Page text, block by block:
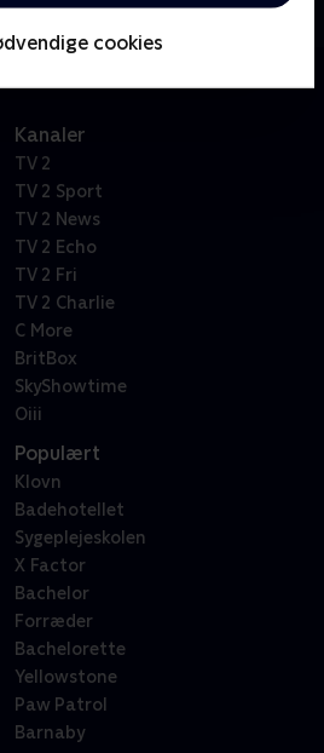
cookies
prinsessesmil?
Kanaler
TV 2
TV 2 Sport
TV 2 News
TV 2 Echo
TV 2 Fri
TV 2 Charlie
C More
BritBox
SkyShowtime
Oiii
Populært
Klovn
Badehotellet
Sygeplejeskolen
X Factor
Bachelor
Forræder
Bachelorette
Yellowstone
Paw Patrol
Barnaby